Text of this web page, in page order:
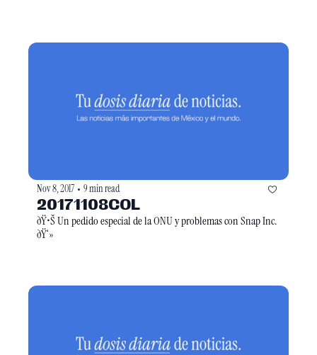
Nov 8, 2017 • 9 min read
20171108COL
ðŸ•Š Un pedido especial de la ONU y problemas con Snap Inc.
ðŸ‘»